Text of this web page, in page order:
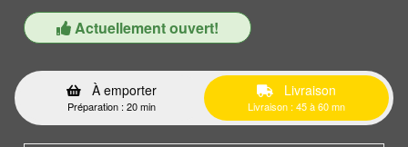
Actuellement ouvert!
À emporter
Préparation : 20 min
Livraison
Livraison : 45 à 60 mn